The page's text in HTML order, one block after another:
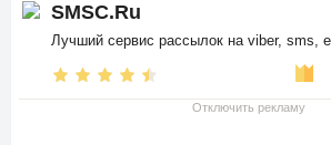
SMSC.Ru
Лучший сервис рассылок на viber, sms,
Отключить рекламу